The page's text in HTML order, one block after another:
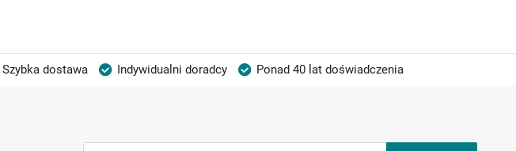
Szybka dostawa Indywidualni doradcy
Ponad 40 lat doświadczenia